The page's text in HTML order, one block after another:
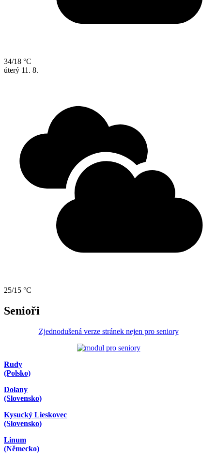
34/18 °C
úterý 11. 8.
25/15 °C
Senioři
Zjednodušená verze stránek nejen pro seniory
Rudy
(Polsko)
Dolany
(Slovensko)
Kysucký Lieskovec
(Slovensko)
Linum
(Německo)